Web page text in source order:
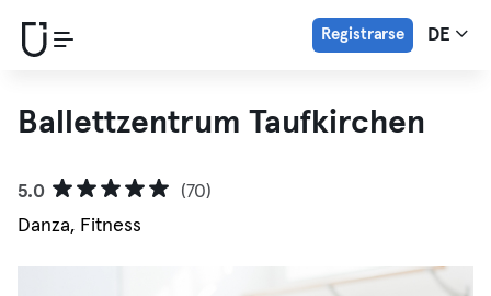
Registrarse DE
Ballettzentrum Taufkirchen
5.0
(70)
Danza, Fitness